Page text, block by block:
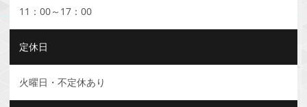
11：00～17：00
定休日
火曜日・不定休あり